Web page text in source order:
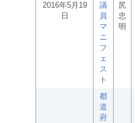
2016年5月19
日
議
員
マ
ニ
フ
ェ
ス
ト
尻
忠
明
都
道
府